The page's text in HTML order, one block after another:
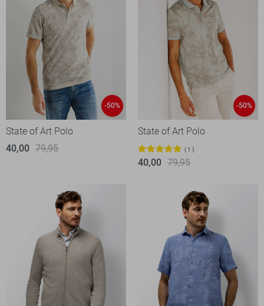
-50%
State of Art Polo
40,00 79,95
-50%
State of Art Polo
1
40,00 79,95